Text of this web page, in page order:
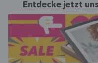
Entdecke jetzt